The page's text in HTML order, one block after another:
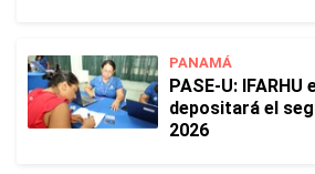
PANAMÁ
PASE-U:
depositará el
2026